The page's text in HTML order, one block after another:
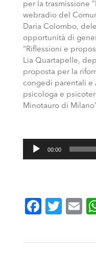
per la trasmissione
webradio del
Daria Colombo,
opportunità di
“Riflessioni e
Lia Quartapelle,
proposta per la
congedi parentali e
psicologa e
Minotauro di
Audio
Player
00:00